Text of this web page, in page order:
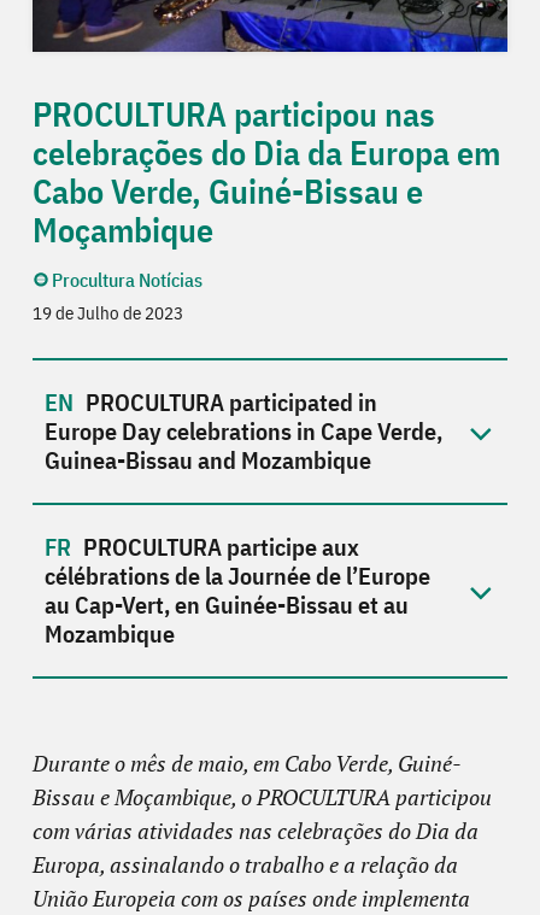
PROCULTURA participou nas
celebrações do Dia da Europa em
Cabo Verde, Guiné-Bissau e
Moçambique
Procultura Notícias
19 de Julho de 2023
PROCULTURA participated in
Europe Day celebrations in Cape Verde,
Guinea-Bissau and Mozambique
PROCULTURA participe aux
célébrations de la Journée de l’Europe
au Cap-Vert, en Guinée-Bissau et au
Mozambique
Durante o mês de maio, em Cabo Verde, Guiné-
Bissau e Moçambique, o PROCULTURA participou
com várias atividades nas celebrações do Dia da
Europa, assinalando o trabalho e a relação da
União Europeia com os países onde implementa